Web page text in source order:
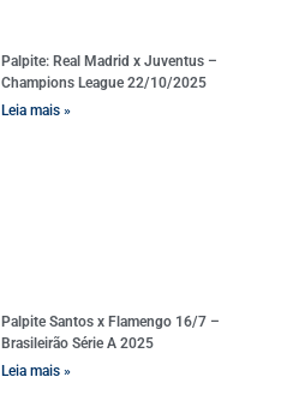
Palpite: Real Madrid x Juventus –
Champions League 22/10/2025
Leia mais »
Palpite Santos x Flamengo 16/7 –
Brasileirão Série A 2025
Leia mais »